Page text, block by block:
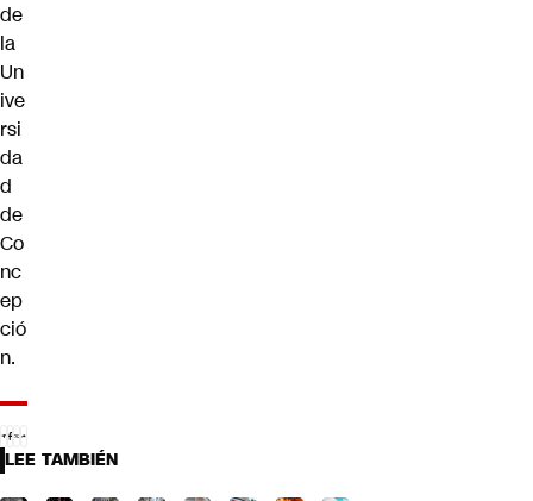
de
la
Un
ive
rsi
da
d
de
Co
nc
ep
ció
n.
LEE TAMBIÉN